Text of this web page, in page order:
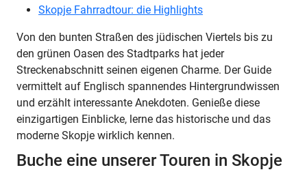
Skopje Fahrradtour: die Highlights
Von den bunten Straßen des jüdischen Viertels bis zu
den grünen Oasen des Stadtparks hat jeder
Streckenabschnitt seinen eigenen Charme. Der Guide
vermittelt auf Englisch spannendes Hintergrundwissen
und erzählt interessante Anekdoten. Genieße diese
einzigartigen Einblicke, lerne das historische und das
moderne Skopje wirklich kennen.
Buche eine unserer Touren in Skopje